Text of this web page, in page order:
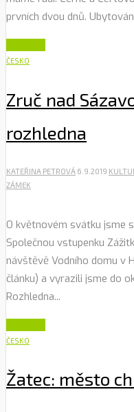
prvních dvou dnů.
ČESKO
Zruč nad
rozhledna
KATEŘINA PETROVÁ 6.9.2019
ZÁMEK
O květnovém svátku jsme
Společnou vstupenku
návštěvě Vodního domu v
článku) a vyrazili jsme do
Rozhledna...
ČESKO
Žatec: město